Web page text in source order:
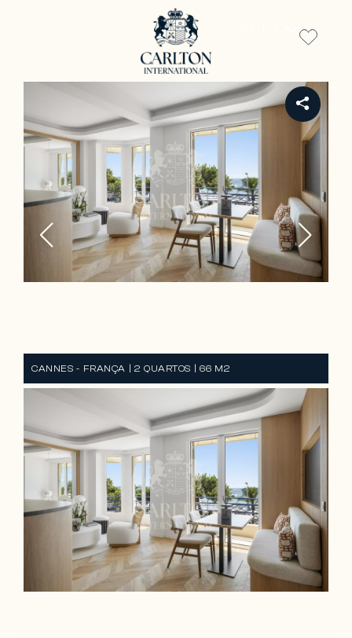
CANNES - FRANÇA | 2 QUARTOS | 66 M2